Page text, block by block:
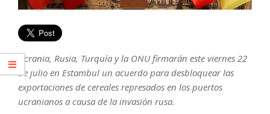
Ucrania, Rusia, Turquía y la ONU firmarán este viernes 22
de julio en Estambul un acuerdo para desbloquear las
exportaciones de cereales represados en los puertos
ucranianos a causa de la invasión rusa.